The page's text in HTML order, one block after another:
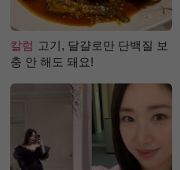
칼럼 고기, 달걀로만 단백질 보
충 안 해도 돼요!